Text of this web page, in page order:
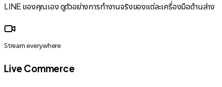
LINE ของคุณเอง ดูตัวอย่างการทำงานจริงของแต่ละเครื่องมือด้านล่าง
Stream everywhere
Live Commerce